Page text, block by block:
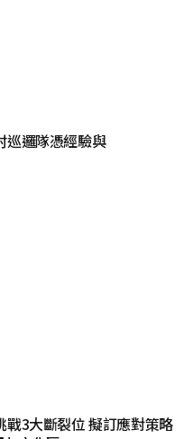
巡邏隊憑經驗與
3大斷裂位 擬訂應對策略